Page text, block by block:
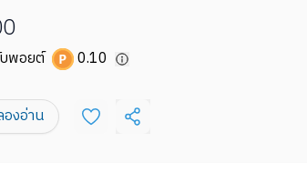
พอยต์ 0.10
งอ่าน